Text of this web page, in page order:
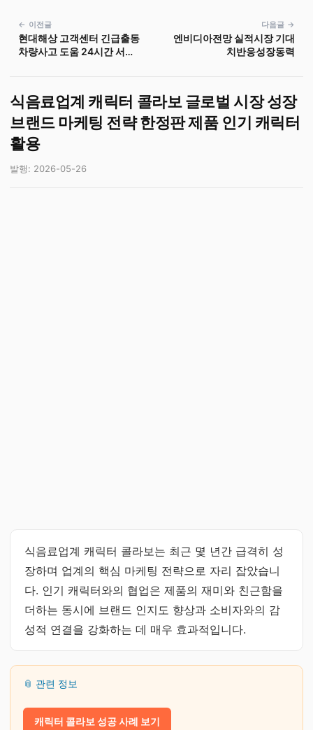
← 이전글
현대해상 고객센터 긴급출동
차량사고 도움 24시간 서비
다음글 →
엔비디아전망 실적시장 기대
치반응성장동력
식음료업계 캐릭터 콜라보 글로벌 시장 성장
브랜드 마케팅 전략 한정판 제품 인기 캐릭터
활용
발행: 2026-05-26
식음료업계 캐릭터 콜라보는 최근 몇 년간 급격히 성
장하며 업계의 핵심 마케팅 전략으로 자리 잡았습니
다. 인기 캐릭터와의 협업은 제품의 재미와 친근함을
더하는 동시에 브랜드 인지도 향상과 소비자와의 감
성적 연결을 강화하는 데 매우 효과적입니다.
📎 관련 정보
캐릭터 콜라보 성공 사례 보기